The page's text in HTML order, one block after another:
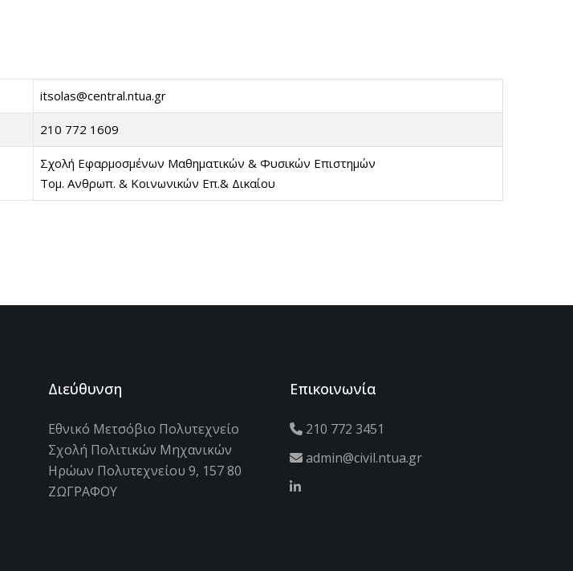
itsolas@central.ntua.gr
210 772 1609
Σχολή Εφαρμοσμένων Μαθηματικών & Φυσικών Επιστημών
Τομ. Ανθρωπ. & Κοινωνικών Επ.& Δικαίου
Διεύθυνση
Εθνικό Μετσόβιο Πολυτεχνείο
Σχολή Πολιτικών Μηχανικών
Ηρώων Πολυτεχνείου 9, 157 80
ΖΩΓΡΑΦΟΥ
Επικοινωνία
210 772 3451
admin@civil.ntua.gr